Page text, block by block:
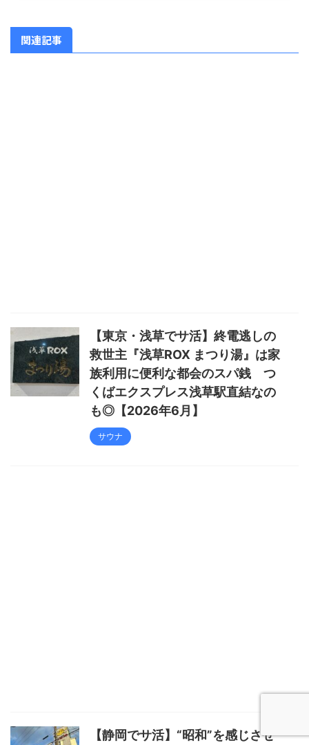
関連記事
【東京・浅草でサ活】終電逃しの
救世主『浅草ROX まつり湯』は家
族利用に便利な都会のスパ銭 つ
くばエクスプレス浅草駅直結なの
も◎【2026年6月】
サウナ
【静岡でサ活】“昭和”を感じさせ